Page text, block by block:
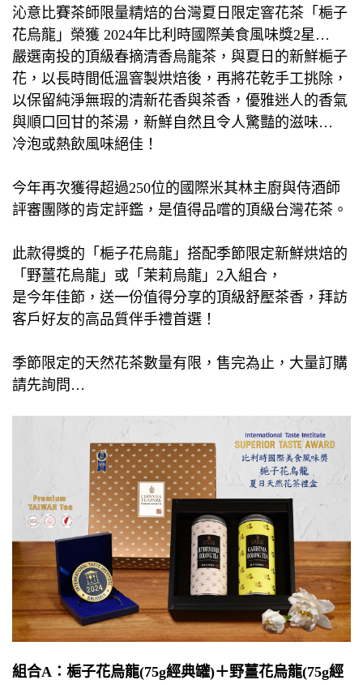
沁意比賽茶師限量精焙的台灣夏日限定窨花茶「梔子
花烏龍」榮獲 2024年比利時國際美食風味獎2星…
嚴選南投的頂級春摘清香烏龍茶，與夏日的新鮮梔子
花，以長時間低溫窨製烘焙後，再將花乾手工挑除，
以保留純淨無瑕的清新花香與茶香，優雅迷人的香氣
與順口回甘的茶湯，新鮮自然且令人驚豔的滋味…
冷泡或熱飲風味絕佳！
今年再次獲得超過250位的國際米其林主廚與侍酒師
評審團隊的肯定評鑑，是值得品嚐的頂級台灣花茶。
此款得獎的「梔子花烏龍」搭配季節限定新鮮烘焙的
「野薑花烏龍」或「茉莉烏龍」2入組合，
是今年佳節，送一份值得分享的頂級舒壓茶香，拜訪
客戶好友的高品質伴手禮首選！
季節限定的天然花茶數量有限，售完為止，大量訂購
請先詢問…
組合A：梔子花烏龍(75g經典罐)＋野薑花烏龍(75g經